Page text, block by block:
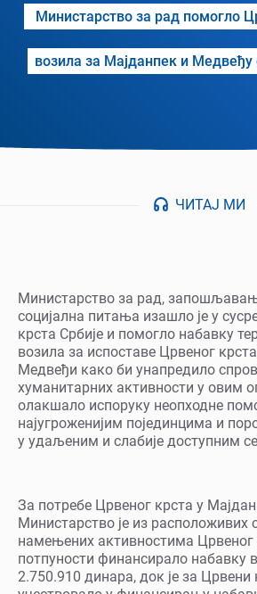
Министарство за рад помогло
возила за Мајданпек и Медвеђу
ЧИТАЈ МИ
Министарство за рад,
социјална питања изашло је у
крста Србије и помогло набавку
возила за испоставе Црвеног
Медвеђи како би унапредило
хуманитарних активности у овим
олакшало испоруку неопходне
најугроженијим појединцима и
у удаљеним и слабије доступним
За потребе Црвеног крста у
Министарство је из расположивих
намењених активностима Црвеног
потпуности финансирало набавку
2.750.910 динара, док је за